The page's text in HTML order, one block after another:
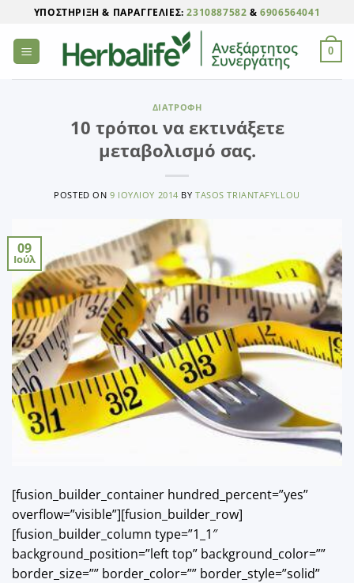
Μετάβαση
περιεχόμενο
ΥΠΟΣΤΉΡΙΞΗ & ΠΑΡΑΓΓΕΛΊΕΣ:2310887582 &6906564041
0
ΔΙΑΤΡΟΦΉ
10 τρόποι να εκτινάξετε
μεταβολισμό σας.
POSTED ON 9 ΙΟΥΛΊΟΥ 2014 BYTASOS TRIANTAFYLLOU
09
Ιούλ
[fusion_builder_container hundred_percent=”yes”
overflow=”visible”][fusion_builder_row]
[fusion_builder_column type=”1_1″
background_position=”left top” background_color=””
border_size=”” border_color=”” border_style=”solid”